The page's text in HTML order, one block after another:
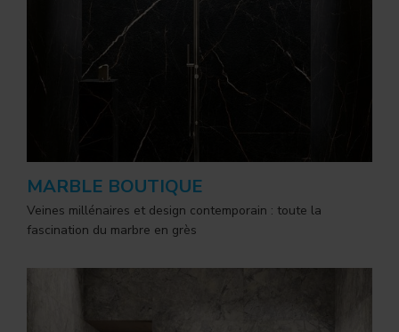
MARBLE BOUTIQUE
Veines millénaires et design contemporain : toute la
fascination du marbre en grès